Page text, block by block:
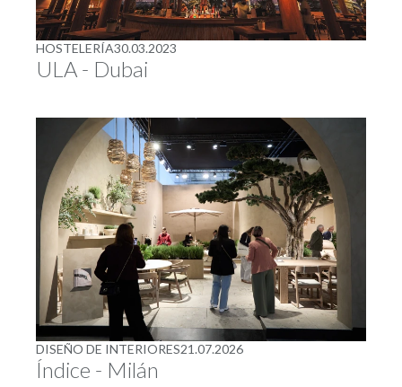
HOSTELERÍA30.03.2023
ULA - Dubai
DISEÑO DE INTERIORES21.07.2026
Índice - Milán